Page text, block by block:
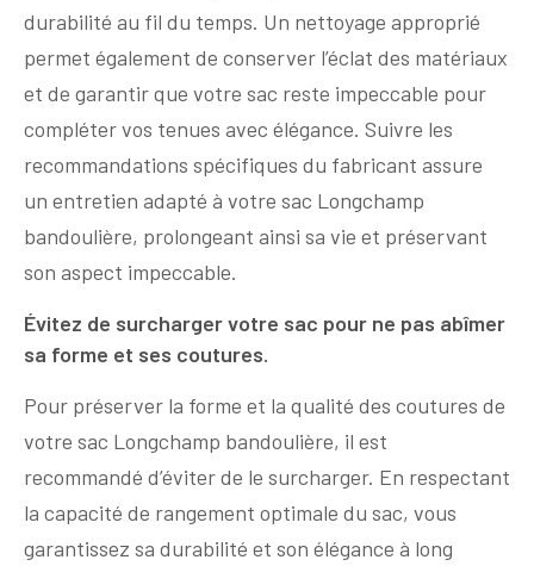
durabilité au fil du temps. Un nettoyage approprié
permet également de conserver l’éclat des matériaux
et de garantir que votre sac reste impeccable pour
compléter vos tenues avec élégance. Suivre les
recommandations spécifiques du fabricant assure
un entretien adapté à votre sac Longchamp
bandoulière, prolongeant ainsi sa vie et préservant
son aspect impeccable.
Évitez de surcharger votre sac pour ne pas abîmer
sa forme et ses coutures.
Pour préserver la forme et la qualité des coutures de
votre sac Longchamp bandoulière, il est
recommandé d’éviter de le surcharger. En respectant
la capacité de rangement optimale du sac, vous
garantissez sa durabilité et son élégance à long